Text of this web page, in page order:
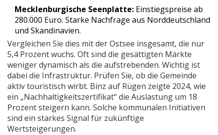
Mecklenburgische Seenplatte: Einstiegspreise ab
280.000 Euro. Starke Nachfrage aus Norddeutschland
und Skandinavien.
Vergleichen Sie dies mit der Ostsee insgesamt, die nur
5,4 Prozent wuchs. Oft sind die gesättigten Märkte
weniger dynamisch als die aufstrebenden. Wichtig ist
dabei die Infrastruktur. Prüfen Sie, ob die Gemeinde
aktiv touristisch wirbt. Binz auf Rügen zeigte 2024, wie
ein „Nachhaltigkeitszertifikat“ die Auslastung um 18
Prozent steigern kann. Solche kommunalen Initiativen
sind ein starkes Signal für zukünftige
Wertsteigerungen.